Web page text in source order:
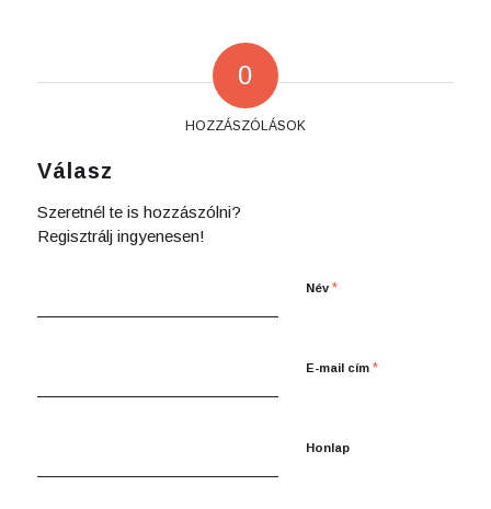
0
HOZZÁSZÓLÁSOK
Válasz
Szeretnél te is hozzászólni?
Regisztrálj ingyenesen!
Név *
E-mail cím *
Honlap